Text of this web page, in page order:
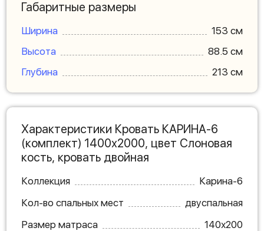
Габаритные размеры
Ширина
153 см
Высота
88.5 см
Глубина
213 см
Характеристики Кровать КАРИНА-6
(комплект) 1400х2000, цвет Слоновая
кость, кровать двойная
Коллекция
Карина-6
Кол-во спальных мест
двуспальная
Размер матраса
140х200